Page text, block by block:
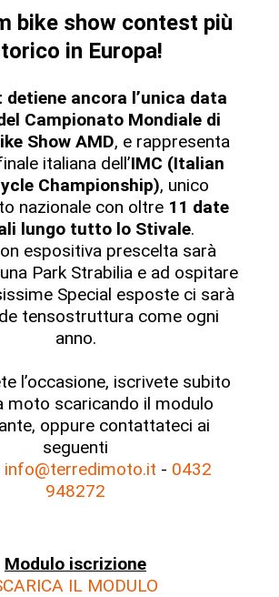
bike show contest più
in Europa!
detiene ancora l’unica data
Campionato Mondiale di
Show AMD, e rappresenta
italiana dell’IMC (Italian
Championship), unico
nazionale con oltre 11 date
lungo tutto lo Stivale.
espositiva prescelta sarà
Park Strabilia e ad ospitare
Special esposte ci sarà
tensostruttura come ogni
anno.
l’occasione, iscrivete subito
moto scaricando il modulo
oppure contattateci ai
seguenti
info@terredimoto.it - 0432
948272
Modulo iscrizione
IL MODULO